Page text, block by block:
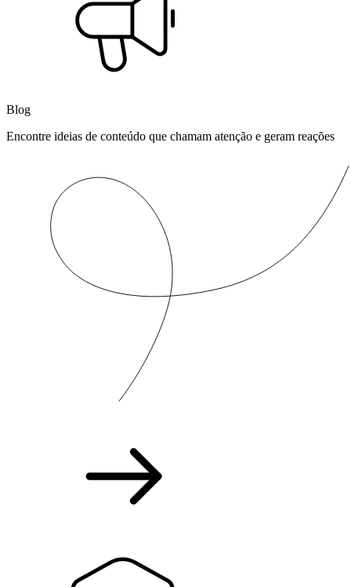
Blog
Encontre ideias de conteúdo que chamam atenção e geram reações